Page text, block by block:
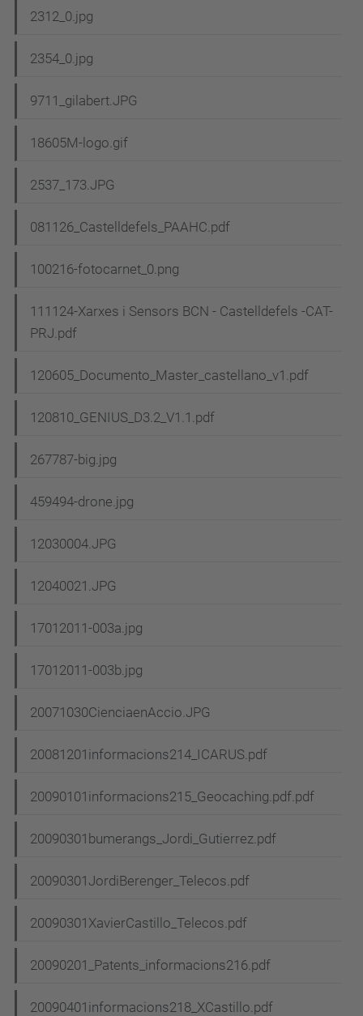
2312_0.jpg
2354_0.jpg
9711_gilabert.JPG
18605M-logo.gif
2537_173.JPG
081126_Castelldefels_PAAHC.pdf
100216-fotocarnet_0.png
111124-Xarxes i Sensors BCN - Castelldefels -CAT-
PRJ.pdf
120605_Documento_Master_castellano_v1.pdf
120810_GENIUS_D3.2_V1.1.pdf
267787-big.jpg
459494-drone.jpg
12030004.JPG
12040021.JPG
17012011-003a.jpg
17012011-003b.jpg
20071030CienciaenAccio.JPG
20081201informacions214_ICARUS.pdf
20090101informacions215_Geocaching.pdf.pdf
20090301bumerangs_Jordi_Gutierrez.pdf
20090301JordiBerenger_Telecos.pdf
20090301XavierCastillo_Telecos.pdf
20090201_Patents_informacions216.pdf
20090401informacions218_XCastillo.pdf